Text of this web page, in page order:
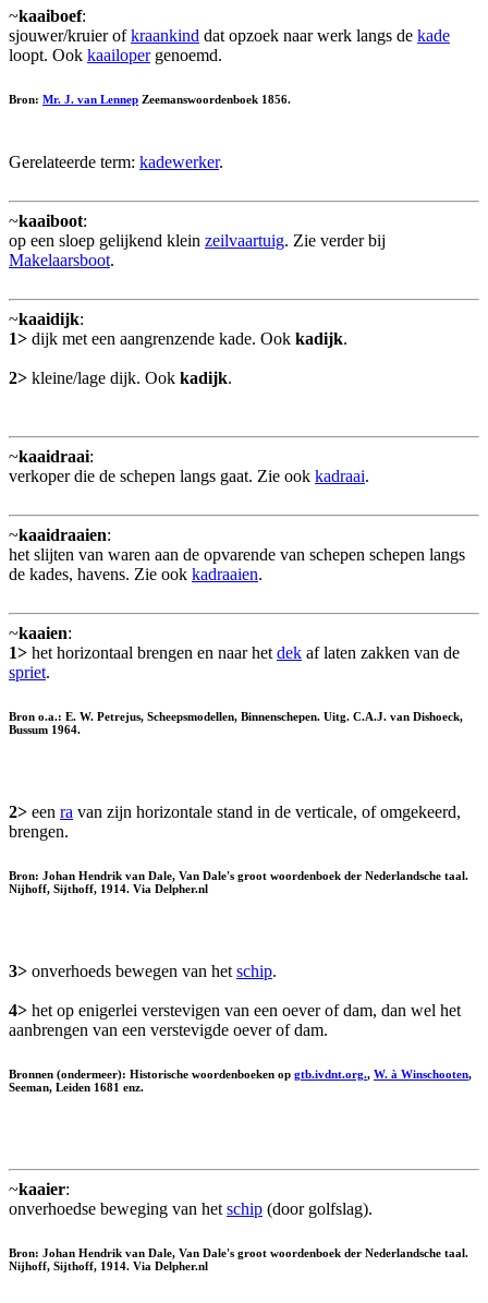
~kaaiboef:
sjouwer/kruier ofkraankind dat opzoek naar werk langs de kade
loopt. Ook kaailopergenoemd.
Bron: Mr. J. van Lennep Zeemanswoordenboek 1856.
Gerelateerde term: kadewerker.
~kaaiboot:
op een sloep gelijkend klein zeilvaartuig. Zie verder bij
Makelaarsboot.
~kaaidijk:
1> dijk met een aangrenzende kade. Ook kadijk.
2> kleine/lage dijk. Ook kadijk.
~kaaidraai:
verkoper die de schepen langs gaat. Zie ook kadraai.
~kaaidraaien:
het slijten van waren aan de opvarende van schepen schepen langs
de kades, havens. Zie ook kadraaien.
~kaaien:
1> het horizontaal brengen en naar het dek af laten zakken van de
spriet.
Bron o.a.: E. W. Petrejus, Scheepsmodellen, Binnenschepen. Uitg. C.A.J. van Dishoeck,
Bussum 1964.
2> een ra van zijn horizontale stand in de verticale, of omgekeerd,
brengen.
Bron: Johan Hendrik van Dale, Van Dale's groot woordenboek der Nederlandsche taal.
Nijhoff, Sijthoff, 1914. Via Delpher.nl
3> onverhoeds bewegen van het schip.
4> het op enigerlei verstevigen van een oever of dam, dan wel het
aanbrengen van een verstevigde oever of dam.
Bronnen (ondermeer): Historische woordenboeken op gtb.ivdnt.org., W. à Winschooten,
Seeman, Leiden 1681 enz.
~kaaier:
onverhoedse beweging van het schip (door golfslag).
Bron: Johan Hendrik van Dale, Van Dale's groot woordenboek der Nederlandsche taal.
Nijhoff, Sijthoff, 1914. Via Delpher.nl